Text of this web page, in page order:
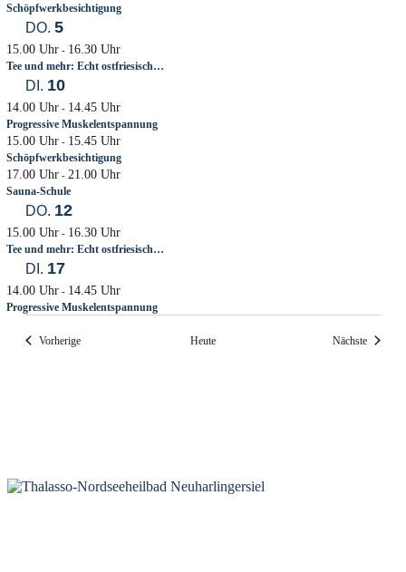
Schöpfwerkbesichtigung
DO. 5
15.00 Uhr- 16.30 Uhr
Tee und mehr: Echt ostfriesisch…
DI. 10
14.00 Uhr- 14.45 Uhr
Progressive Muskelentspannung
15.00 Uhr- 15.45 Uhr
Schöpfwerkbesichtigung
17.00 Uhr- 21.00 Uhr
Sauna-Schule
DO. 12
15.00 Uhr- 16.30 Uhr
Tee und mehr: Echt ostfriesisch…
DI. 17
14.00 Uhr- 14.45 Uhr
Progressive Muskelentspannung
VorherigeVeranstaltungen Heute Nächste